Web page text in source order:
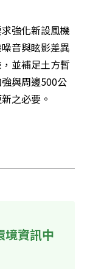
強化新設風機
音與眩影差異
並補足土方暫
與周邊500公
之必要。
資訊中